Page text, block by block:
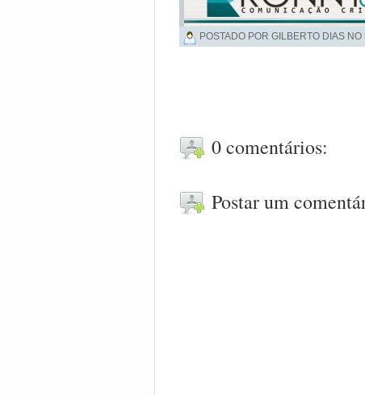
POSTADO POR GILBERTO DIAS NO
0 comentários:
Postar um